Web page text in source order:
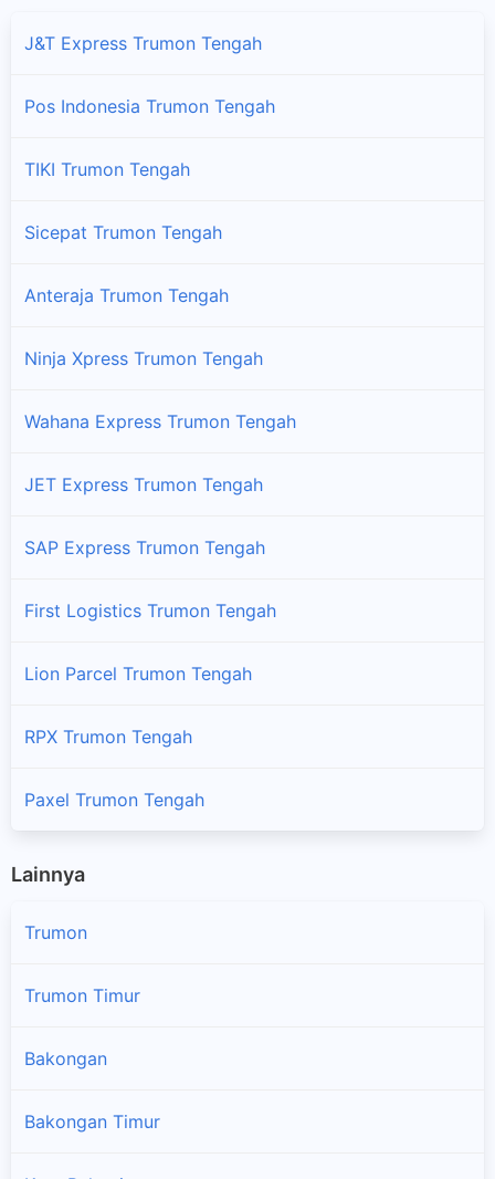
J&T Express Trumon Tengah
Pos Indonesia Trumon Tengah
TIKI Trumon Tengah
Sicepat Trumon Tengah
Anteraja Trumon Tengah
Ninja Xpress Trumon Tengah
Wahana Express Trumon Tengah
JET Express Trumon Tengah
SAP Express Trumon Tengah
First Logistics Trumon Tengah
Lion Parcel Trumon Tengah
RPX Trumon Tengah
Paxel Trumon Tengah
Lainnya
Trumon
Trumon Timur
Bakongan
Bakongan Timur